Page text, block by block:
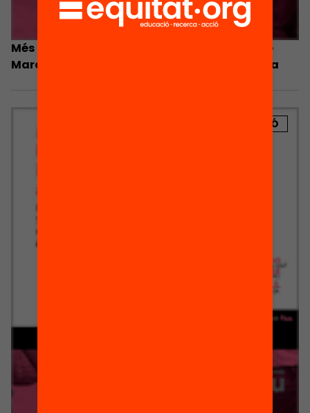
Més que un gra de sorra. Les Associacions de
Mares i Pares d’Alumnes (AMPA) a Catalunya
PUBLICACIÓ